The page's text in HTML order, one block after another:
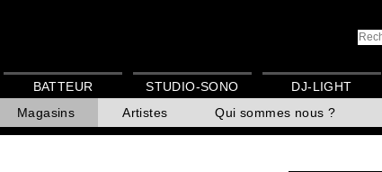
Magasins Artistes Qui sommes nous ?
BATTEUR STUDIO-SONO DJ-LIGHT